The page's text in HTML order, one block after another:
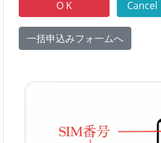
一括申込みフォ一ムへ